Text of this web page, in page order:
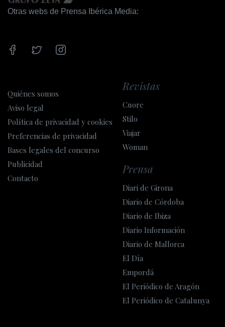
Acceso a Internet
Acceso a Internet
Tiendas
Supermercado
Estacionamiento
Estacionamiento
Zonas comunes
Otras webs de Prensa Ibérica Media:
Quiénes somos
Aviso legal
Política de privacidad y cookies
Preferencias de privacidad
Bases legales del concurso
Publicidad
Contacto
Revistas
Cuore
Stilo
Viajar
Woman
Prensa
Diari de Girona
Diario de Córdoba
Diario de Ibiza
Diario Información
Diario de Mallorca
El Día
Empordá
El Periódico de Aragón
El Periódico de Catalunya